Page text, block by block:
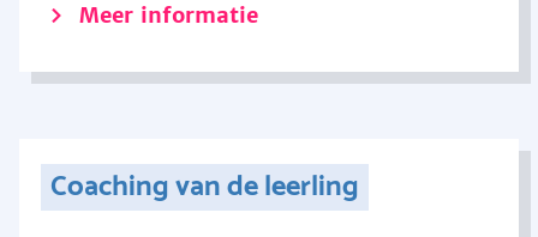
Meer informatie
Coaching van de leerling